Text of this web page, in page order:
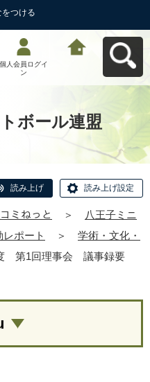
つける
個人会員ログイ
ン
ボール連盟
読み上げ 読み上げ設定
ミねっと ＞
八王子ミニ
レポート ＞
学術・文化・
度 第1回理事会 議事録要